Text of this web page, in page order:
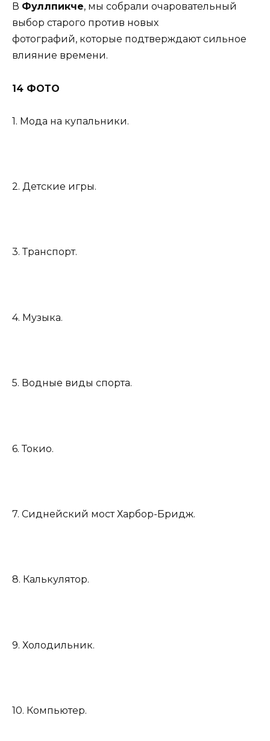
В Фуллпикче, мы собрали очаровательный
выбор старого против новых
фотографий, которые подтверждают сильное
влияние времени.
14 ФОТО
1. Мода на купальники.
2. Детские игры.
3. Транспорт.
4. Музыка.
5. Водные виды спорта.
6. Токио.
7. Сиднейский мост Харбор-Бридж.
8. Калькулятор.
9. Холодильник.
10. Компьютер.